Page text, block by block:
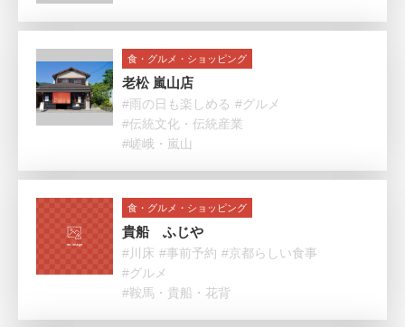
食・グルメ・ショッピング
老松 嵐山店
#雨の日も楽しめる #グルメ
#伝統文化・伝統産業
#嵯峨・嵐山
食・グルメ・ショッピング
貴船 ふじや
#川床 #事前予約 #京都らしい食事
#グルメ
#鞍馬・貴船・花背